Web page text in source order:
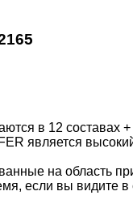
в 12 составах
является
на область
если вы видите